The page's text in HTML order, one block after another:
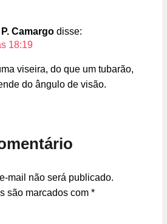
Camargo disse:
18:19
viseira, do que um tubarão,
do ângulo de visão.
mail não será publicado.
são marcados com *